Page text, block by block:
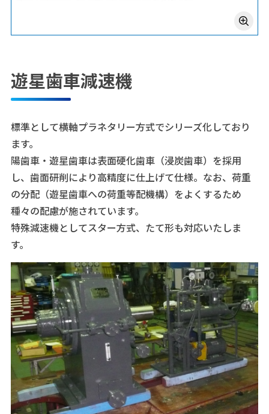
遊星歯車減速機
標準として横軸プラネタリー方式でシリーズ化しており
ます。
陽歯車・遊星歯車は表面硬化歯車（浸炭歯車）を採用
し、歯面研削により高精度に仕上げて仕様。なお、荷重
の分配（遊星歯車への荷重等配機構）をよくするため
種々の配慮が施されています。
特殊減速機としてスター方式、たて形も対応いたしま
す。